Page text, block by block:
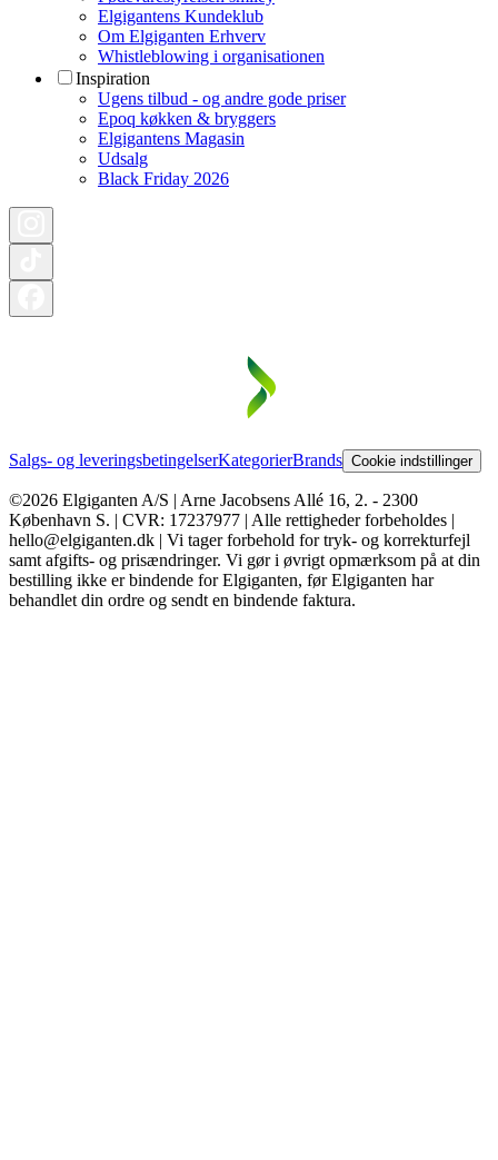
Elgigantens Kundeklub
Om Elgiganten Erhverv
Whistleblowing i organisationen
Inspiration
Ugens tilbud - og andre gode priser
Epoq køkken & bryggers
Elgigantens Magasin
Udsalg
Black Friday 2026
Salgs- og leveringsbetingelserKategorierBrands Cookie indstillinger
©2026 Elgiganten A/S | Arne Jacobsens Allé 16, 2. - 2300
København S. | CVR: 17237977 | Alle rettigheder forbeholdes |
hello@elgiganten.dk | Vi tager forbehold for tryk- og korrekturfejl
samt afgifts- og prisændringer. Vi gør i øvrigt opmærksom på at din
bestilling ikke er bindende for Elgiganten, før Elgiganten har
behandlet din ordre og sendt en bindende faktura.